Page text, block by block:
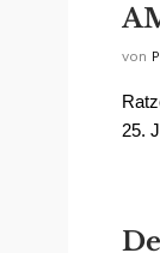
von
25.